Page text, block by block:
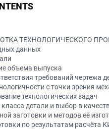
ТЕХНОЛОГИЧЕСКОГО
данных
объема выпуска
требований чертежа
с точки зрения
технологических задач
детали и выбор в
заготовки и методов её
по результатам расчёта